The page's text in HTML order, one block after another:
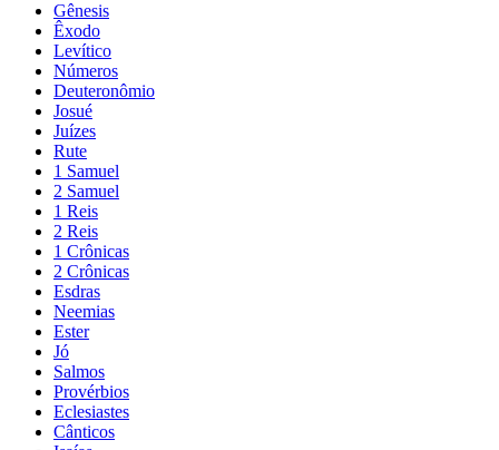
Gênesis
Êxodo
Levítico
Números
Deuteronômio
Josué
Juízes
Rute
1 Samuel
2 Samuel
1 Reis
2 Reis
1 Crônicas
2 Crônicas
Esdras
Neemias
Ester
Jó
Salmos
Provérbios
Eclesiastes
Cânticos